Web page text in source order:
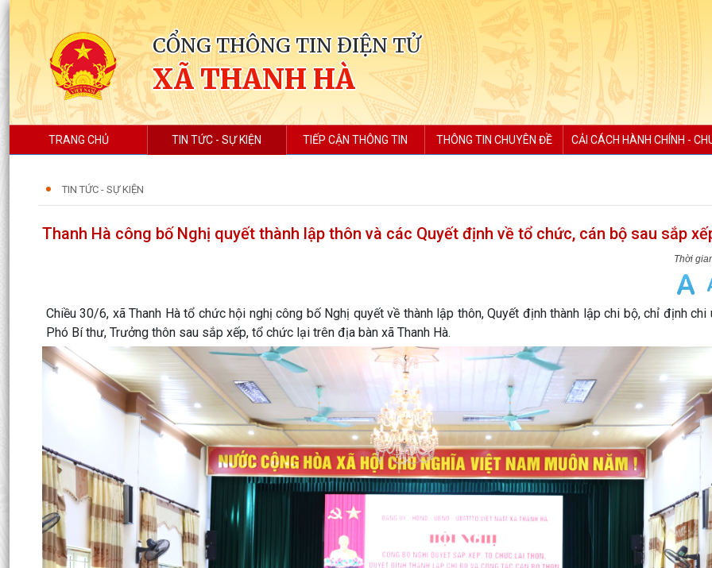
CỔNG THÔNG TIN ĐIỆN TỬ
XÃ THANH HÀ
TRANG CHỦ TIN TỨC - SỰ KIỆN TIẾP CẬN THÔNG TIN THÔNG TIN CHUYÊN ĐỀ CẢI CÁCH HÀNH CHÍNH -
TIN TỨC - SỰ KIỆN
Thanh Hà công bố Nghị quyết thành lập thôn và các Quyết định về tổ chức, cán bộ sau sắp
Chiều 30/6, xã Thanh Hà tổ chức hội nghị công bố Nghị quyết về thành lập thôn, Quyết định thành lập chi bộ, chỉ định chi
Phó Bí thư, Trưởng thôn sau sắp xếp, tổ chức lại trên địa bàn xã Thanh Hà.